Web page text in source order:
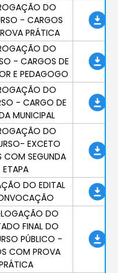
DO
- CARGOS
PRÁTICA
DO
- CARGOS DE
E PEDAGOGO
DO
- CARGO DE
MUNICIPAL
DO
EXCETO
COM SEGUNDA
ETAPA
DO EDITAL
DO
FINAL DO
PÚBLICO -
COM PROVA